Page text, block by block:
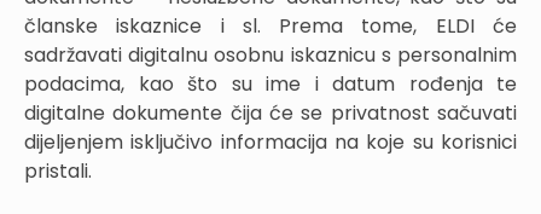
članske iskaznice i sl. Prema tome, ELDI će
sadržavati digitalnu osobnu iskaznicu s personalnim
podacima, kao što su ime i datum rođenja te
digitalne dokumente čija će se privatnost sačuvati
dijeljenjem isključivo informacija na koje su korisnici
pristali.